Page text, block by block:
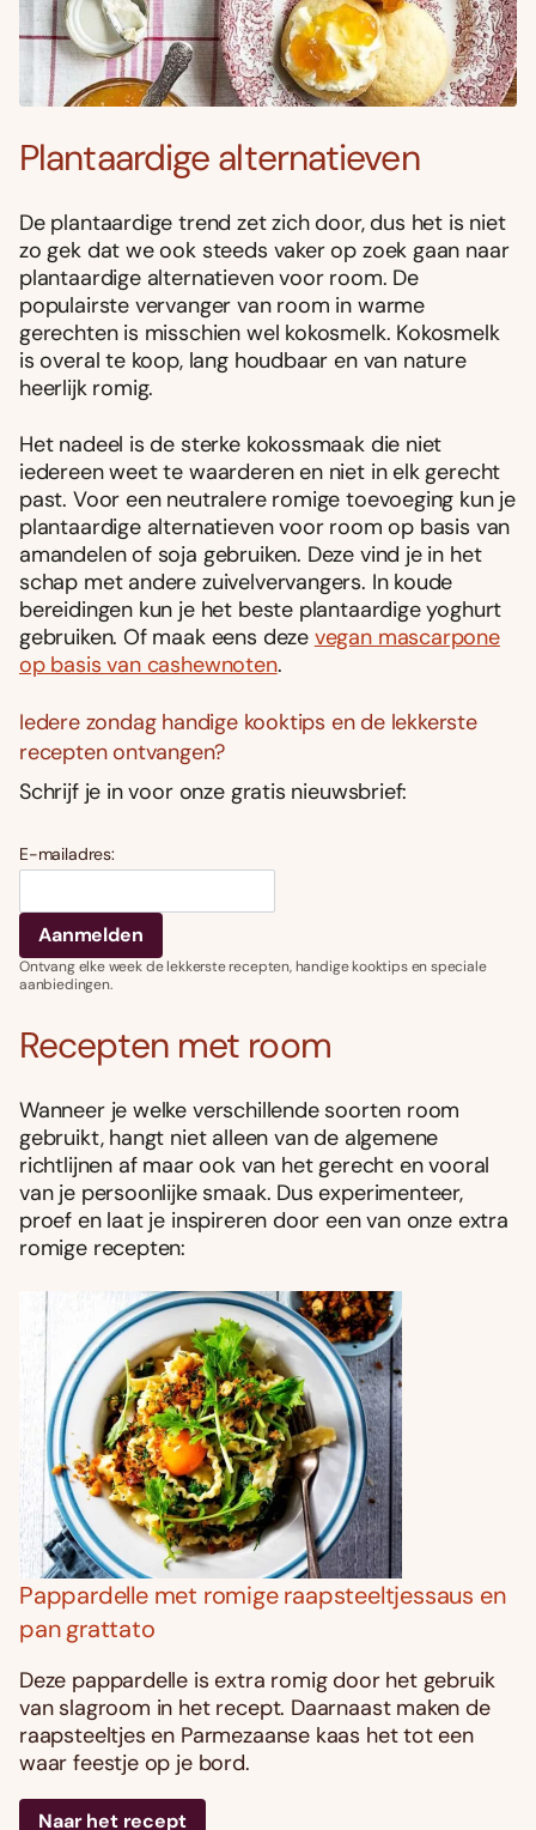
Plantaardige alternatieven
De plantaardige trend zet zich door, dus het is niet
zo gek dat we ook steeds vaker op zoek gaan naar
plantaardige alternatieven voor room. De
populairste vervanger van room in warme
gerechten is misschien wel kokosmelk. Kokosmelk
is overal te koop, lang houdbaar en van nature
heerlijk romig.
Het nadeel is de sterke kokossmaak die niet
iedereen weet te waarderen en niet in elk gerecht
past. Voor een neutralere romige toevoeging kun je
plantaardige alternatieven voor room op basis van
amandelen of soja gebruiken. Deze vind je in het
schap met andere zuivelvervangers. In koude
bereidingen kun je het beste plantaardige yoghurt
gebruiken. Of maak eens deze vegan mascarpone
op basis van cashewnoten.
Iedere zondag handige kooktips en de lekkerste
recepten ontvangen?
Schrijf je in voor onze gratis nieuwsbrief:
E-mailadres:
Ontvang elke week de lekkerste recepten, handige kooktips en speciale
aanbiedingen.
Recepten met room
Wanneer je welke verschillende soorten room
gebruikt, hangt niet alleen van de algemene
richtlijnen af maar ook van het gerecht en vooral
van je persoonlijke smaak. Dus experimenteer,
proef en laat je inspireren door een van onze extra
romige recepten:
Pappardelle met romige raapsteeltjessaus en
pan grattato
Deze pappardelle is extra romig door het gebruik
van slagroom in het recept. Daarnaast maken de
raapsteeltjes en Parmezaanse kaas het tot een
waar feestje op je bord.
Naar het recept